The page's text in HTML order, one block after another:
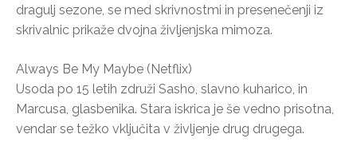
dragulj sezone, se med skrivnostmi in presenečenji iz
skrivalnic prikaže dvojna življenjska mimoza.
Always Be My Maybe (Netflix)
Usoda po 15 letih združi Sasho, slavno kuharico, in
Marcusa, glasbenika. Stara iskrica je še vedno prisotna,
vendar se težko vključita v življenje drug drugega.